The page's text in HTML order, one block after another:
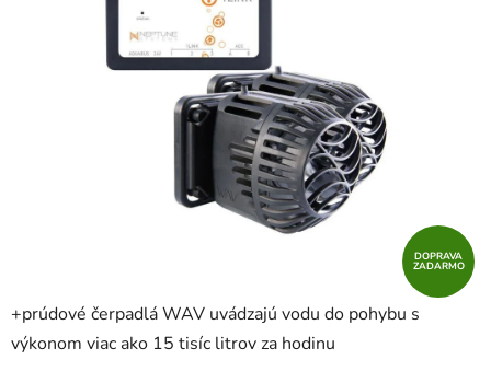
+prúdové čerpadlá WAV uvádzajú vodu do pohybu s
výkonom viac ako 15 tisíc litrov za hodinu
DOPRAVA
ZADARMO